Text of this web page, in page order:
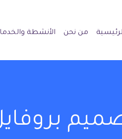
من نحن الأنشطة
لتصميم